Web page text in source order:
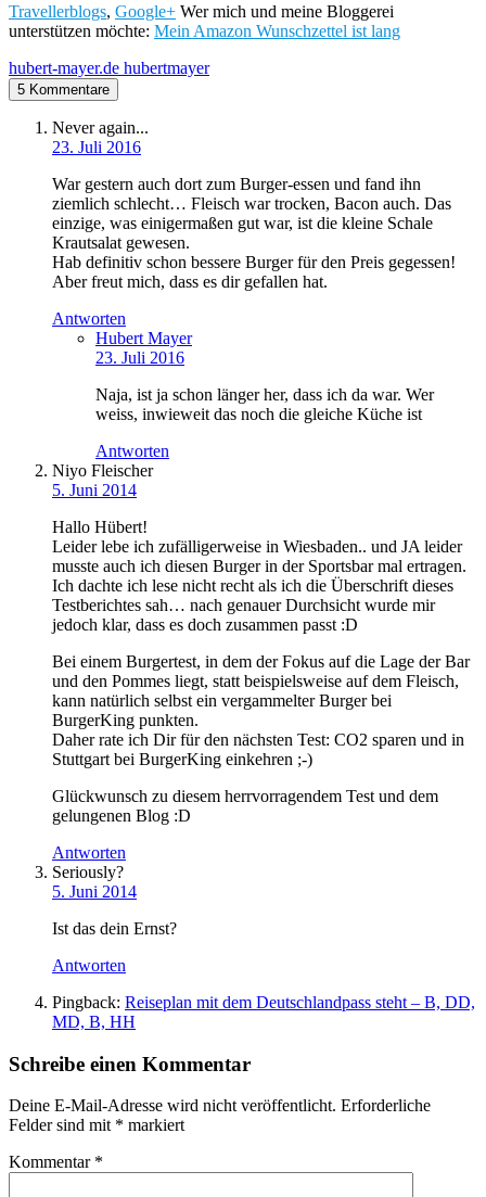
Travellerblogs, Google+ Wer mich und meine Bloggerei
unterstützen möchte: Mein Amazon Wunschzettel ist lang
hubert-mayer.de hubertmayer
5 Kommentare
Never again...
23. Juli 2016
War gestern auch dort zum Burger-essen und fand ihn
ziemlich schlecht… Fleisch war trocken, Bacon auch. Das
einzige, was einigermaßen gut war, ist die kleine Schale
Krautsalat gewesen.
Hab definitiv schon bessere Burger für den Preis gegessen!
Aber freut mich, dass es dir gefallen hat.
Antworten
Hubert Mayer
23. Juli 2016
Naja, ist ja schon länger her, dass ich da war. Wer
weiss, inwieweit das noch die gleiche Küche ist
Antworten
Niyo Fleischer
5. Juni 2014
Hallo Hübert!
Leider lebe ich zufälligerweise in Wiesbaden.. und JA leider
musste auch ich diesen Burger in der Sportsbar mal ertragen.
Ich dachte ich lese nicht recht als ich die Überschrift dieses
Testberichtes sah… nach genauer Durchsicht wurde mir
jedoch klar, dass es doch zusammen passt :D
Bei einem Burgertest, in dem der Fokus auf die Lage der Bar
und den Pommes liegt, statt beispielsweise auf dem Fleisch,
kann natürlich selbst ein vergammelter Burger bei
BurgerKing punkten.
Daher rate ich Dir für den nächsten Test: CO2 sparen und in
Stuttgart bei BurgerKing einkehren ;-)
Glückwunsch zu diesem herrvorragendem Test und dem
gelungenen Blog :D
Antworten
Seriously?
5. Juni 2014
Ist das dein Ernst?
Antworten
Pingback: Reiseplan mit dem Deutschlandpass steht – B, DD,
MD, B, HH
Schreibe einen Kommentar
Deine E-Mail-Adresse wird nicht veröffentlicht. Erforderliche
Felder sind mit * markiert
Kommentar *